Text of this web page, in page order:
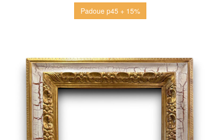
Padoue p45 + 15%